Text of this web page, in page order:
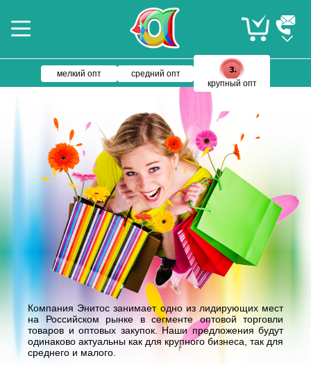
мелкий опт
средний опт
крупный опт
Компания Энитос занимает одно из лидирующих мест
на Российском рынке в сегменте оптовой торговли
товаров и оптовых закупок. Наши предложения будут
одинаково актуальны как для крупного бизнеса, так для
среднего и малого.